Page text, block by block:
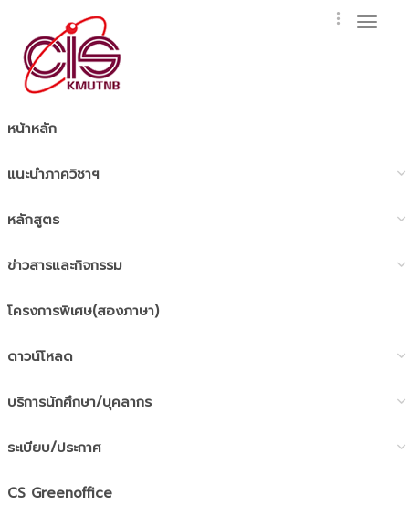
หน้าหลัก
แนะนำภาควิชาฯ
หลักสูตร
ข่าวสารและกิจกรรม
โครงการพิเศษ(สองภาษา)
ดาวน์โหลด
บริการนักศึกษา/บุคลากร
ระเบียบ/ประกาศ
CS Greenoffice